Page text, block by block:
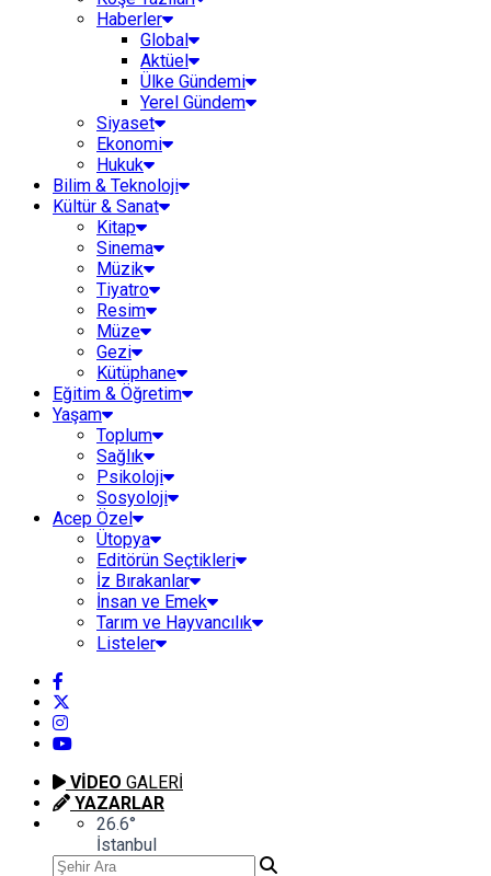
Haberler
Global
Aktüel
Ülke Gündemi
Yerel Gündem
Siyaset
Ekonomi
Hukuk
Bilim & Teknoloji
Kültür & Sanat
Kitap
Sinema
Müzik
Tiyatro
Resim
Müze
Gezi
Kütüphane
Eğitim & Öğretim
Yaşam
Toplum
Sağlık
Psikoloji
Sosyoloji
Acep Özel
Ütopya
Editörün Seçtikleri
İz Bırakanlar
İnsan ve Emek
Tarım ve Hayvancılık
Listeler
VİDEO GALERİ
YAZARLAR
26.6°
İstanbul